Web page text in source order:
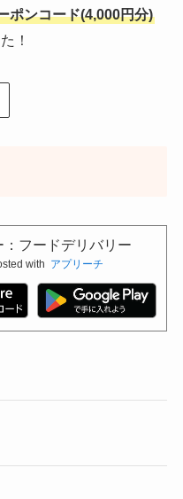
ポンコード(4,000円分)
！
：フードデリバリー
with アプリーチ